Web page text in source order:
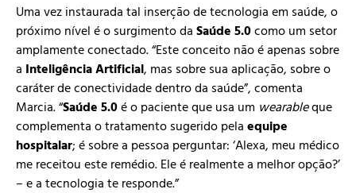
Uma vez instaurada tal inserção de tecnologia em saúde, o
próximo nível é o surgimento da Saúde 5.0como um setor
amplamente conectado. “Este conceito não é apenas sobre
a Inteligência Artificial, mas sobre sua aplicação, sobre o
caráter de conectividade dentro da saúde”, comenta
Marcia. “Saúde 5.0é o paciente que usa um wearableque
complementa o tratamento sugerido pela equipe
hospitalar; é sobre a pessoa perguntar: ‘Alexa, meu médico
me receitou este remédio. Ele é realmente a melhor opção?’
– e a tecnologia te responde.”